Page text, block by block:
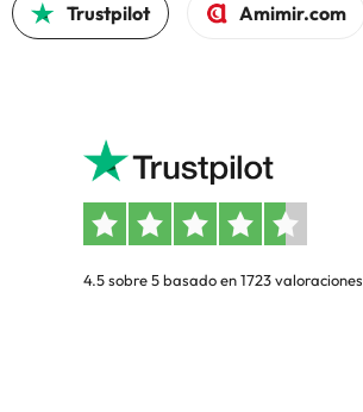
Trustpilot Amimir.com
4.5 sobre 5 basado en 1723 valoraciones